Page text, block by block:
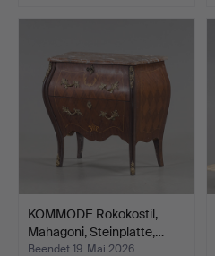
KOMMODE Rokokostil,
Mahagoni, Steinplatte,…
Beendet 19. Mai 2026